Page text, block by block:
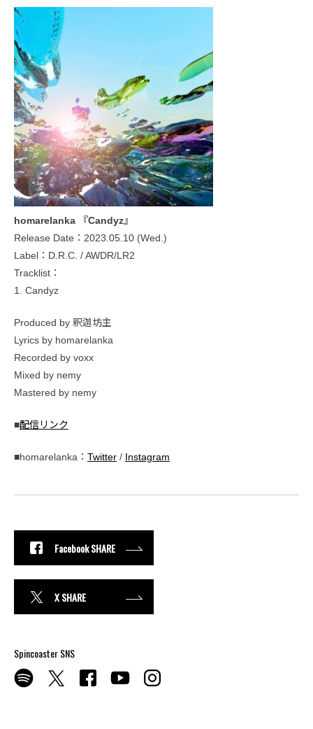
homarelanka 『Candyz』
Release Date：2023.05.10 (Wed.)
Label：D.R.C. / AWDR/LR2
Tracklist：
1. Candyz
Produced by 釈迦坊主
Lyrics by homarelanka
Recorded by voxx
Mixed by nemy
Mastered by nemy
■配信リンク
■homarelanka： Twitter / Instagram
Facebook SHARE
X SHARE
Spincoaster SNS